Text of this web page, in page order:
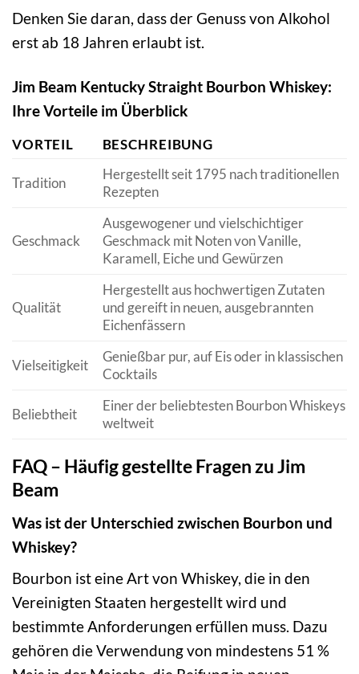
Denken Sie daran, dass der Genuss von Alkohol
erst ab 18 Jahren erlaubt ist.
Jim Beam Kentucky Straight Bourbon Whiskey:
Ihre Vorteile im Überblick
VORTEIL BESCHREIBUNG
Tradition
Hergestellt seit 1795 nach traditionellen
Rezepten
Geschmack
Ausgewogener und vielschichtiger
Geschmack mit Noten von Vanille,
Karamell, Eiche und Gewürzen
Qualität
Hergestellt aus hochwertigen Zutaten
und gereift in neuen, ausgebrannten
Eichenfässern
Vielseitigkeit
Genießbar pur, auf Eis oder in klassischen
Cocktails
Beliebtheit
Einer der beliebtesten Bourbon Whiskeys
weltweit
FAQ – Häufig gestellte Fragen zu Jim
Beam
Was ist der Unterschied zwischen Bourbon und
Whiskey?
Bourbon ist eine Art von Whiskey, die in den
Vereinigten Staaten hergestellt wird und
bestimmte Anforderungen erfüllen muss. Dazu
gehören die Verwendung von mindestens 51 %